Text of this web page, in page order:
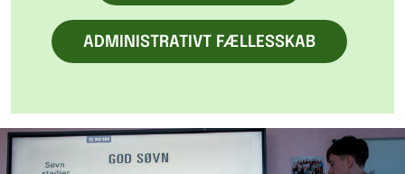
ADMINISTRATIVT FÆLLESSKAB